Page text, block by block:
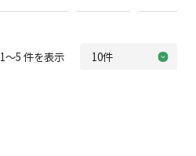
5 件を表示